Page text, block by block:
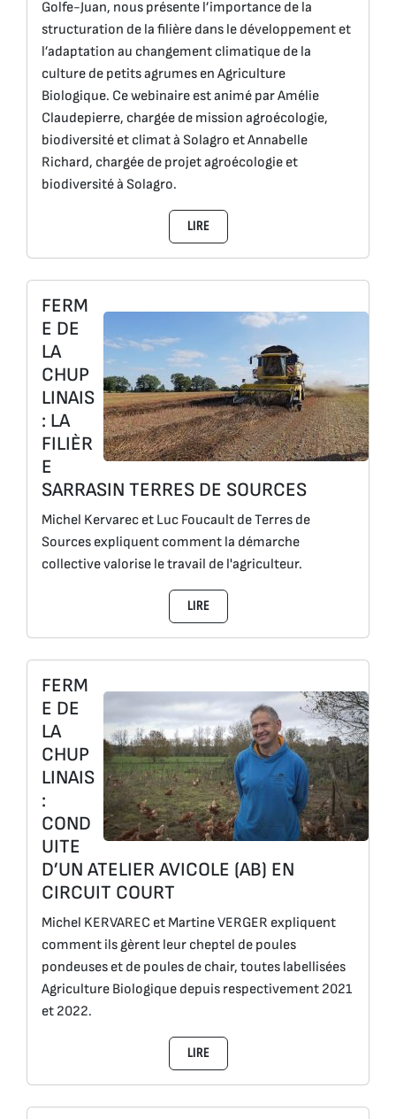
Golfe-Juan, nous présente l’importance de la
structuration de la filière dans le développement et
l’adaptation au changement climatique de la
culture de petits agrumes en Agriculture
Biologique. Ce webinaire est animé par Amélie
Claudepierre, chargée de mission agroécologie,
biodiversité et climat à Solagro et Annabelle
Richard, chargée de projet agroécologie et
biodiversité à Solagro.
LIRE
FERM
E DE
LA
CHUP
LINAIS
: LA
FILIÈR
E
SARRASIN TERRES DE SOURCES
Michel Kervarec et Luc Foucault de Terres de
Sources expliquent comment la démarche
collective valorise le travail de l'agriculteur.
LIRE
FERM
E DE
LA
CHUP
LINAIS
:
COND
UITE
D’UN ATELIER AVICOLE (AB) EN
CIRCUIT COURT
Michel KERVAREC et Martine VERGER expliquent
comment ils gèrent leur cheptel de poules
pondeuses et de poules de chair, toutes labellisées
Agriculture Biologique depuis respectivement 2021
et 2022.
LIRE